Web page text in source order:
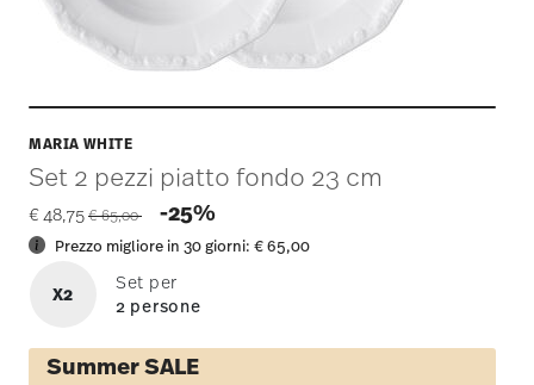
MARIA WHITE
Set 2 pezzi piatto fondo 23 cm
€ 48,75 Price reduced from
€ 65,00 -25%
Prezzo migliore in 30 giorni:€ 65,00
X2
Set per
2 persone
Summer SALE